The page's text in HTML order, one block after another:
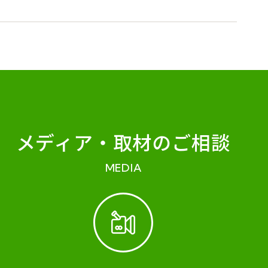
メディア・ 取材のご相談
MEDIA